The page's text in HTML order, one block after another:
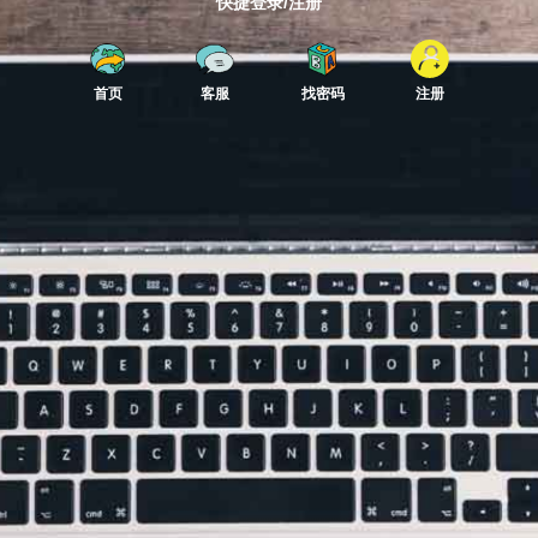
首页 客服 找密码 注册